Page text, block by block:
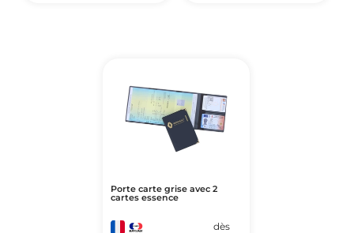
Porte carte grise avec 2
cartes essence
dès